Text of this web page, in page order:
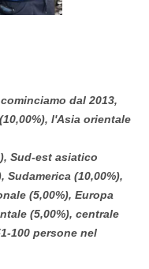
dal 2013,
l'Asia orientale
Sud-est asiatico
Sudamerica (10,00%),
(5,00%), Europa
(5,00%), centrale
100 persone nel